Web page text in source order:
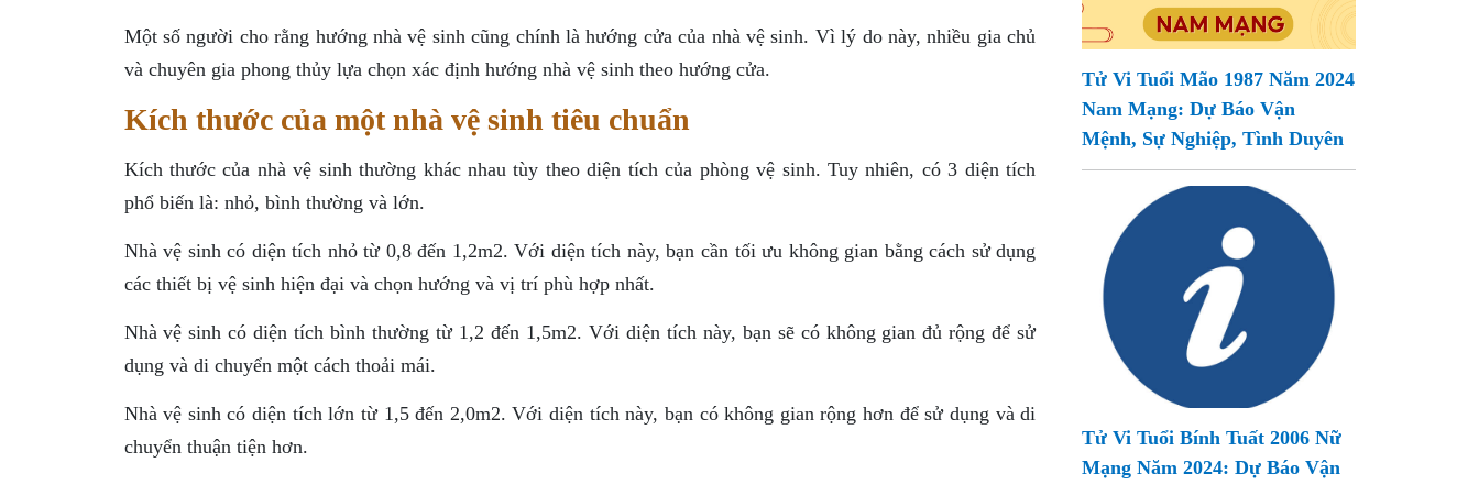
Một số người cho rằng hướng nhà vệ sinh cũng chính là hướng cửa của nhà vệ sinh. Vì lý do này, nhiều gia chủ
và chuyên gia phong thủy lựa chọn xác định hướng nhà vệ sinh theo hướng cửa.
Kích thước của một nhà vệ sinh tiêu chuẩn
Kích thước của nhà vệ sinh thường khác nhau tùy theo diện tích của phòng vệ sinh. Tuy nhiên, có 3 diện tích
phổ biến là: nhỏ, bình thường và lớn.
Nhà vệ sinh có diện tích nhỏ từ 0,8 đến 1,2m2. Với diện tích này, bạn cần tối ưu không gian bằng cách sử dụng
các thiết bị vệ sinh hiện đại và chọn hướng và vị trí phù hợp nhất.
Nhà vệ sinh có diện tích bình thường từ 1,2 đến 1,5m2. Với diện tích này, bạn sẽ có không gian đủ rộng để sử
dụng và di chuyển một cách thoải mái.
Nhà vệ sinh có diện tích lớn từ 1,5 đến 2,0m2. Với diện tích này, bạn có không gian rộng hơn để sử dụng và di
chuyển thuận tiện hơn.
Tử Vi Tuổi Mão 1987 Năm 2024
Nam Mạng: Dự Báo Vận
Mệnh, Sự Nghiệp, Tình Duyên
Tử Vi Tuổi Bính Tuất 2006 Nữ
Mạng Năm 2024: Dự Báo Vận